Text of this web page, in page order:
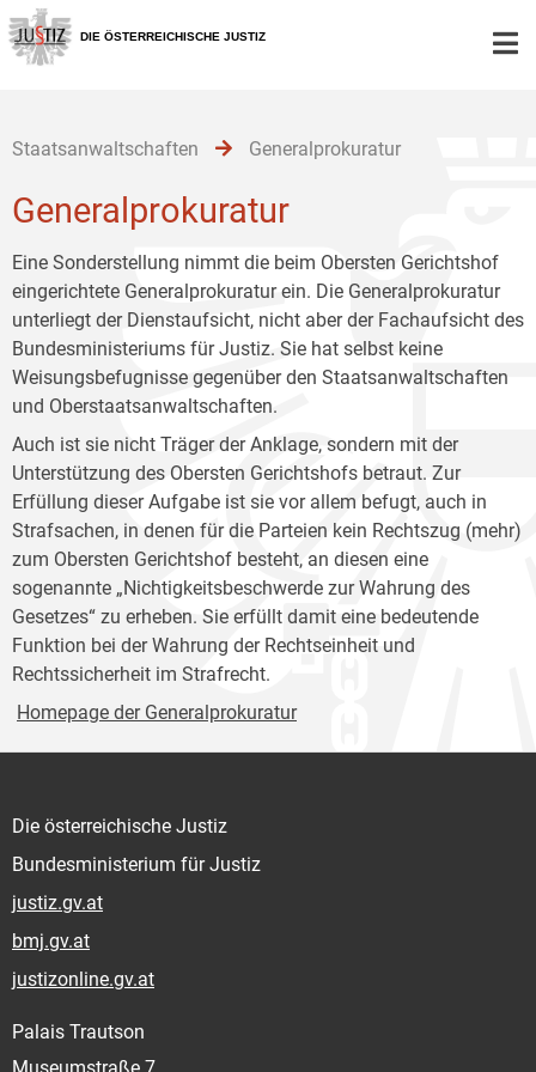
Zur
Hauptnavigation
[1]
Zum
Inhalt
[2]
Zum
Untermenü
[3]
DIE ÖSTERREICHISCHE JUSTIZ
Staatsanwaltschaften Generalprokuratur
Generalprokuratur
Eine Sonderstellung nimmt die beim Obersten Gerichtshof
eingerichtete Generalprokuratur ein. Die Generalprokuratur
unterliegt der Dienstaufsicht, nicht aber der Fachaufsicht des
Bundesministeriums für Justiz. Sie hat selbst keine
Weisungsbefugnisse gegenüber den Staatsanwaltschaften
und Oberstaatsanwaltschaften.
Auch ist sie nicht Träger der Anklage, sondern mit der
Unterstützung des Obersten Gerichtshofs betraut. Zur
Erfüllung dieser Aufgabe ist sie vor allem befugt, auch in
Strafsachen, in denen für die Parteien kein Rechtszug (mehr)
zum Obersten Gerichtshof besteht, an diesen eine
sogenannte „Nichtigkeitsbeschwerde zur Wahrung des
Gesetzes“ zu erheben. Sie erfüllt damit eine bedeutende
Funktion bei der Wahrung der Rechtseinheit und
Rechtssicherheit im Strafrecht.
Homepage der Generalprokuratur
Die österreichische Justiz
Bundesministerium für Justiz
justiz.gv.at
bmj.gv.at
justizonline.gv.at
Palais Trautson